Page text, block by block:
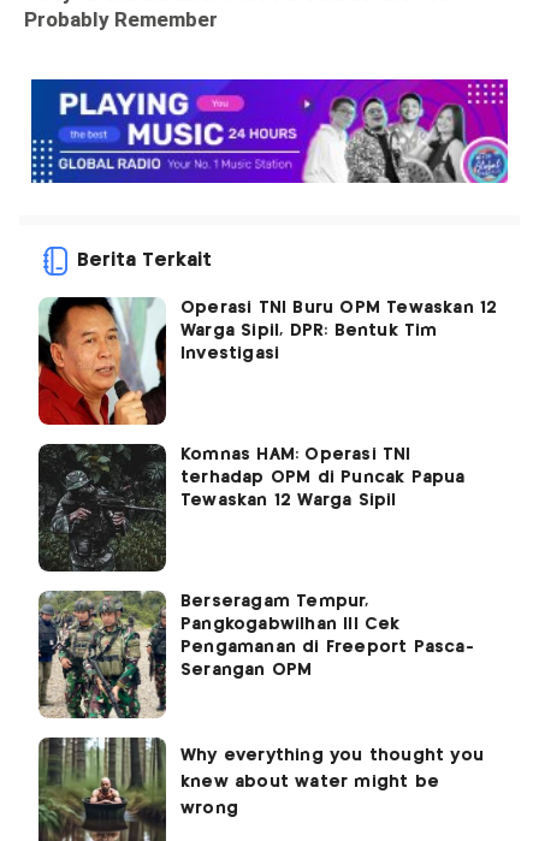
Berita Terkait
Operasi TNI Buru OPM Tewaskan 12
Warga Sipil, DPR: Bentuk Tim
Investigasi
Komnas HAM: Operasi TNI
terhadap OPM di Puncak Papua
Tewaskan 12 Warga Sipil
Berseragam Tempur,
Pangkogabwilhan III Cek
Pengamanan di Freeport Pasca-
Serangan OPM